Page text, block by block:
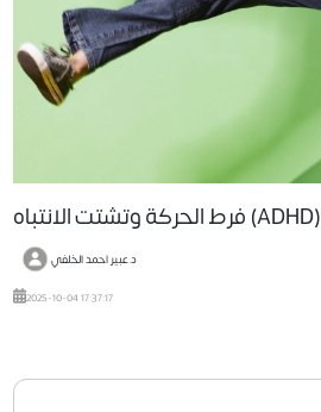
فرط الحركة وتشتت الانتباه (ADHD)
د.عبير احمد الخلفي
2025-10-04 17:37:17